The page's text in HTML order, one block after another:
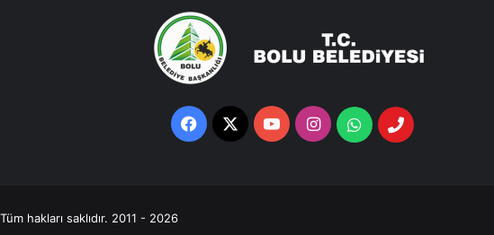
Facebook
X YouTubeInstagramWhatsappTelefon
hakları saklıdır. 2011 - 2026